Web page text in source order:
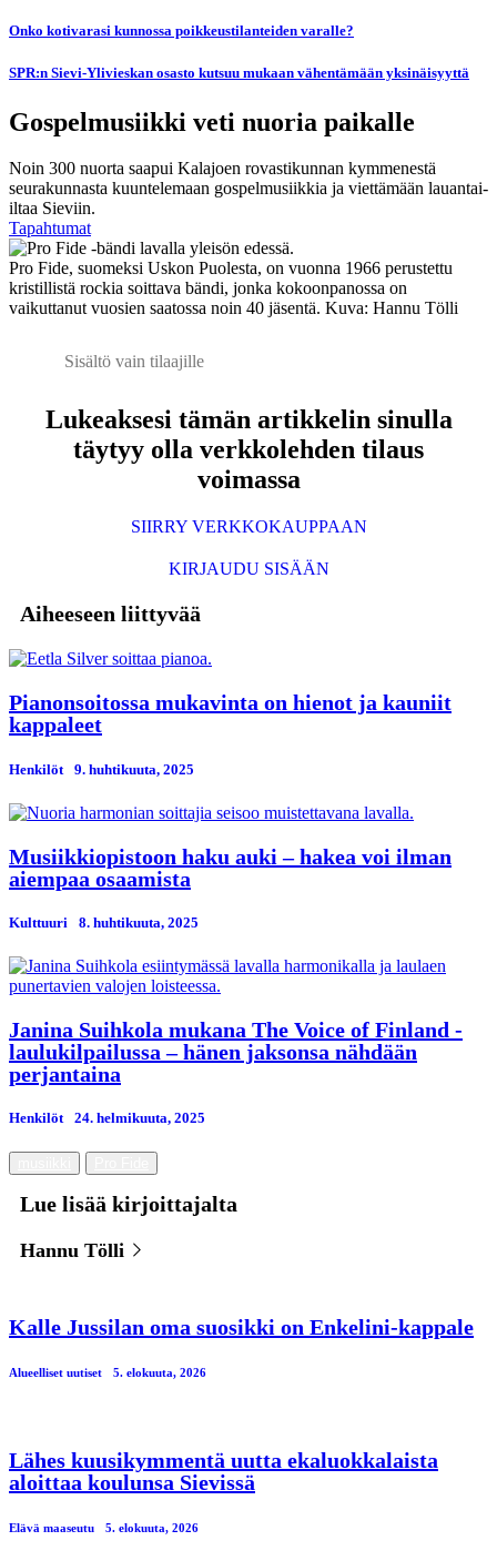
Onko kotivarasi kunnossa poikkeustilanteiden varalle?
SPR:n Sievi-Ylivieskan osasto kutsuu mukaan vähentämään yksinäisyyttä
Gospelmusiikki veti nuoria paikalle
Noin 300 nuorta saapui Kalajoen rovastikunnan kymmenestä
seurakunnasta kuuntelemaan gospelmusiikkia ja viettämään lauantai-
iltaa Sieviin.
Tapahtumat
Pro Fide, suomeksi Uskon Puolesta, on vuonna 1966 perustettu
kristillistä rockia soittava bändi, jonka kokoonpanossa on
vaikuttanut vuosien saatossa noin 40 jäsentä. Kuva: Hannu Tölli
Sisältö vain tilaajille
Lukeaksesi tämän artikkelin sinulla
täytyy olla verkkolehden tilaus
voimassa
SIIRRY VERKKOKAUPPAAN
KIRJAUDU SISÄÄN
Aiheeseen liittyvää
Pianonsoitossa mukavinta on hienot ja kauniit
kappaleet
Henkilöt 9. huhtikuuta, 2025
Musiikkiopistoon haku auki – hakea voi ilman
aiempaa osaamista
Kulttuuri 8. huhtikuuta, 2025
Janina Suihkola mukana The Voice of Finland -
laulukilpailussa – hänen jaksonsa nähdään
perjantaina
Henkilöt 24. helmikuuta, 2025
Lue lisää kirjoittajalta
Hannu Tölli
Kalle Jussilan oma suosikki on Enkelini-kappale
Alueelliset uutiset 5. elokuuta, 2026
Lähes kuusikymmentä uutta ekaluokkalaista
aloittaa koulunsa Sievissä
Elävä maaseutu 5. elokuuta, 2026